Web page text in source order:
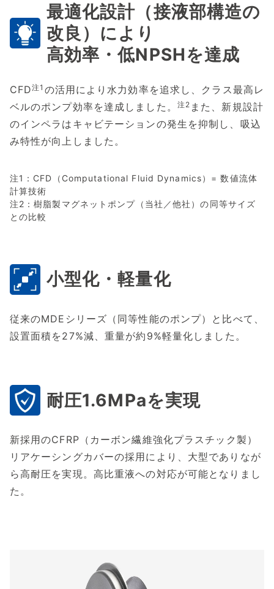
最適化設計（接液部構造の
改良）により
高効率・低NPSHを達成
CFD注1 の活用により水力効率を追求し、クラス最高レ
ベルのポンプ効率を達成しました。
注2 また、新規設計
のインペラはキャビテーションの発生を抑制し、吸込
み特性が向上しました。
注1：CFD（Computational Fluid Dynamics）= 数値流体
計算技術
注2：樹脂製マグネットポンプ（当社／他社）の同等サイズ
との比較
小型化・軽量化
従来のMDEシリーズ（同等性能のポンプ）と比べて、
設置面積を27%減、重量が約9%軽量化しました。
耐圧1.6MPaを実現
新採用のCFRP（カーボン繊維強化プラスチック製）
リアケーシングカバーの採用により、大型でありなが
ら高耐圧を実現。高比重液への対応が可能となりまし
た。